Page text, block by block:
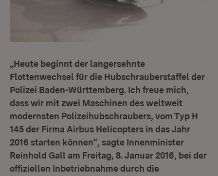
„Heute beginnt der langersehnte
Flottenwechsel für die Hubschrauberstaffel der
Polizei Baden-Württemberg. Ich freue mich,
dass wir mit zwei Maschinen des weltweit
modernsten Polizeihubschraubers, vom Typ H
145 der Firma Airbus Helicopters in das Jahr
2016 starten können“, sagte Innenminister
Reinhold Gall am Freitag, 8. Januar 2016, bei der
offiziellen Inbetriebnahme durch die